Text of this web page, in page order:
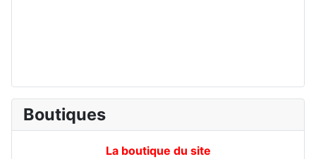
Boutiques
La boutique du site